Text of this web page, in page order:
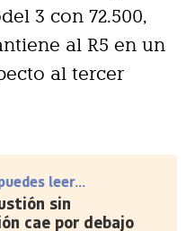
3 con 72.500,
al R5 en un
al tercer
leer...
sin
cae por debajo